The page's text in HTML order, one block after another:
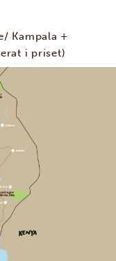
Kampala +
i priset)